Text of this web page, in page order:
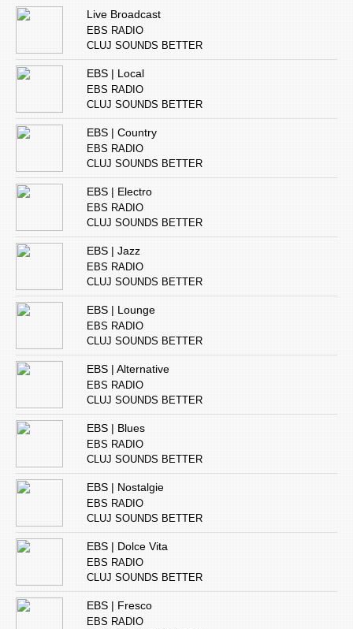
Live Broadcast
EBS RADIO
CLUJ SOUNDS BETTER
EBS | Local
EBS RADIO
CLUJ SOUNDS BETTER
EBS | Country
EBS RADIO
CLUJ SOUNDS BETTER
EBS | Electro
EBS RADIO
CLUJ SOUNDS BETTER
EBS | Jazz
EBS RADIO
CLUJ SOUNDS BETTER
EBS | Lounge
EBS RADIO
CLUJ SOUNDS BETTER
EBS | Alternative
EBS RADIO
CLUJ SOUNDS BETTER
EBS | Blues
EBS RADIO
CLUJ SOUNDS BETTER
EBS | Nostalgie
EBS RADIO
CLUJ SOUNDS BETTER
EBS | Dolce Vita
EBS RADIO
CLUJ SOUNDS BETTER
EBS | Fresco
EBS RADIO